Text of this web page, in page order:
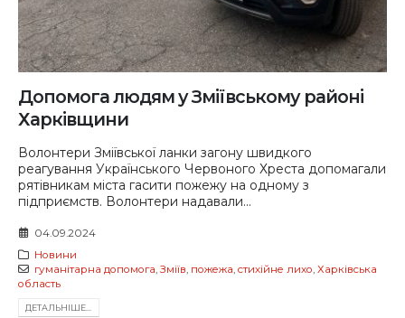
Допомога людям у Зміївському районі
Харківщини
Волонтери Зміївської ланки загону швидкого
реагування Українського Червоного Хреста допомагали
рятівникам міста гасити пожежу на одному з
підприємств. Волонтери надавали...
04.09.2024
Новини
гуманітарна допомога, Зміїв, пожежа, стихійне лихо, Харківська
область
ДЕТАЛЬНIШЕ...